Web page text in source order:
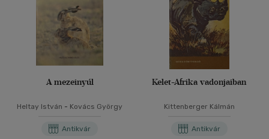
A mezeinyúl
Heltay István - Kovács György
Antikvár
Kelet-Afrika vadonjaiban
Kittenberger Kálmán
Antikvár